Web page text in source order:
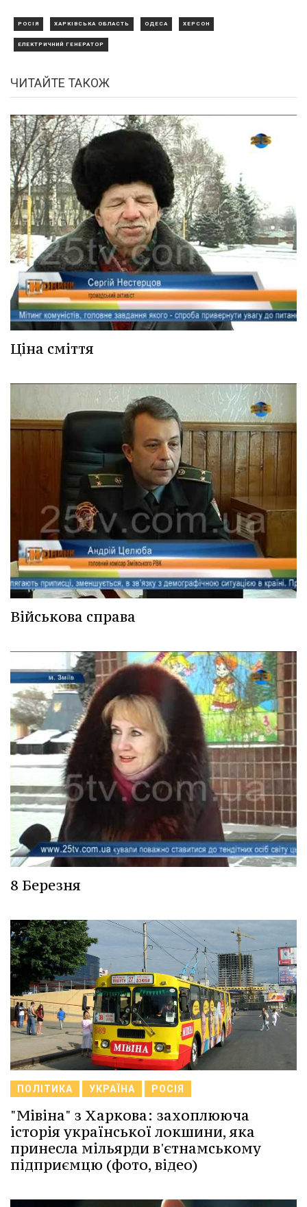
РОСІЯ ХАРКІВСЬКА ОБЛАСТЬ ОДЕСА ХЕРСОН
ЕЛЕКТРИЧНИЙ ГЕНЕРАТОР
ЧИТАЙТЕ ТАКОЖ
Ціна сміття
Військова справа
8 Березня
ПОЛІТИКА УКРАЇНА РОСІЯ
"Мівіна" з Харкова: захоплююча
історія української локшини, яка
принесла мільярди в'єтнамському
підприємцю (фото, відео)